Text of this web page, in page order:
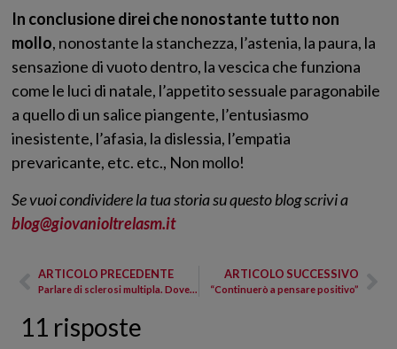
In conclusione direi che nonostante tutto non
mollo, nonostante la stanchezza, l’astenia, la paura, la
sensazione di vuoto dentro, la vescica che funziona
come le luci di natale, l’appetito sessuale paragonabile
a quello di un salice piangente, l’entusiasmo
inesistente, l’afasia, la dislessia, l’empatia
prevaricante, etc. etc., Non mollo!
Se vuoi condividere la tua storia su questo blog scrivi a
blog@giovanioltrelasm.it
ARTICOLO PRECEDENTE
Parlare di sclerosi multipla. Dovere, volere o necessità?
ARTICOLO SUCCESSIVO
“Continuerò a pensare positivo”
11 risposte